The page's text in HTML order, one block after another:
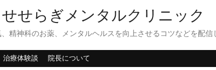
せせらぎメンタルクリニック
精神科のお薬、メンタルヘルスを向上させるコツなどを配信
治療体験談 院長について